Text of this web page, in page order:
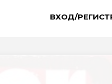
ВХОД/